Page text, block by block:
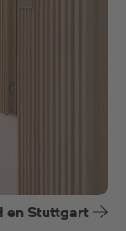
en Stuttgart